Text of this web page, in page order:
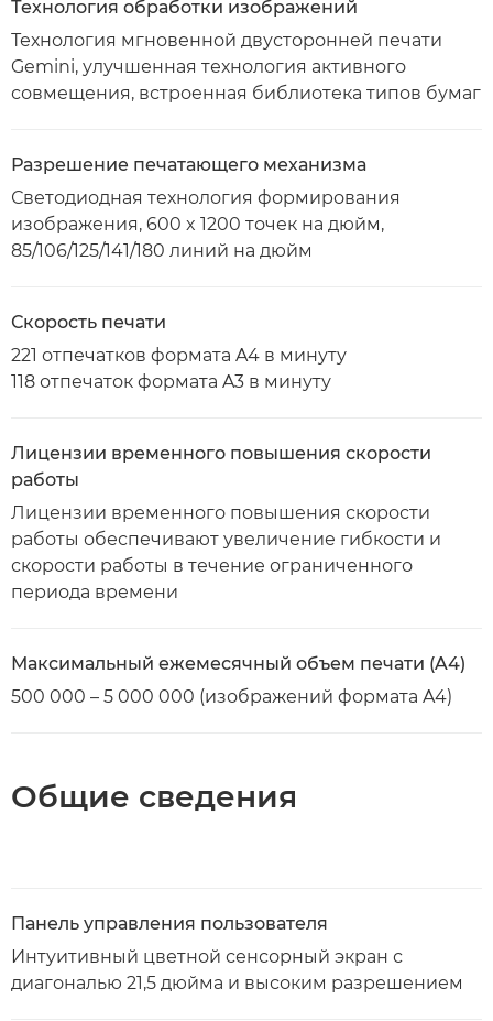
Технология обработки изображений
Технология мгновенной двусторонней печати
Gemini, улучшенная технология активного
совмещения, встроенная библиотека типов бумаг
Разрешение печатающего механизма
Светодиодная технология формирования
изображения, 600 x 1200 точек на дюйм,
85/106/125/141/180 линий на дюйм
Скорость печати
221 отпечатков формата A4 в минуту
118 отпечаток формата A3 в минуту
Лицензии временного повышения скорости
работы
Лицензии временного повышения скорости
работы обеспечивают увеличение гибкости и
скорости работы в течение ограниченного
периода времени
Максимальный ежемесячный объем печати (A4)
500 000 – 5 000 000 (изображений формата A4)
Общие сведения
Панель управления пользователя
Интуитивный цветной сенсорный экран с
диагональю 21,5 дюйма и высоким разрешением